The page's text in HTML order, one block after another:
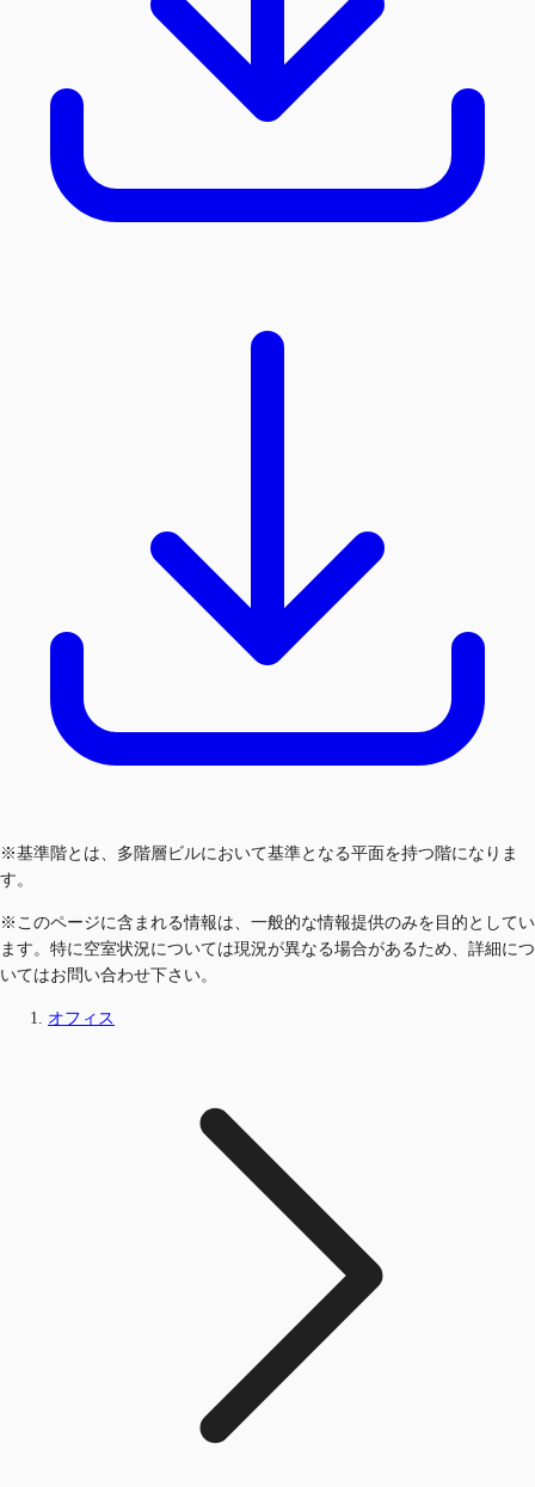
※基準階とは、多階層ビルにおいて基準となる平面を持つ階になりま
す。
※このページに含まれる情報は、一般的な情報提供のみを目的としてい
ます。特に空室状況については現況が異なる場合があるため、詳細につ
いてはお問い合わせ下さい。
オフィス